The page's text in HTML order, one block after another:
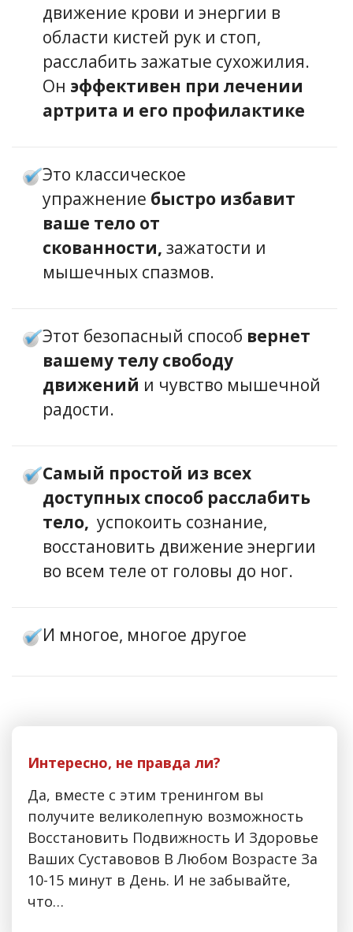
движение крови и энергии в
области кистей рук и стоп,
расслабить зажатые сухожилия.
Он эффективен при лечении
артрита и его профилактике
Это классическое
упражнение быстро избавит
ваше тело от
скованности, зажатости и
мышечных спазмов.
Этот безопасный способ вернет
вашему телу свободу
движений и чувство мышечной
радости.
Самый простой из всех
доступных способ расслабить
тело, успокоить сознание,
восстановить движение энергии
во всем теле от головы до ног.
И многое, многое другое
Интересно, не правда ли?
Да, вместе с этим тренингом вы
получите великолепную возможность
Восстановить Подвижность И Здоровье
Ваших Суставовов В Любом Возрасте За
10-15 минут в День. И не забывайте,
что…